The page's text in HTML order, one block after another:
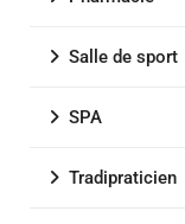
Salle de sport
SPA
Tradipraticien